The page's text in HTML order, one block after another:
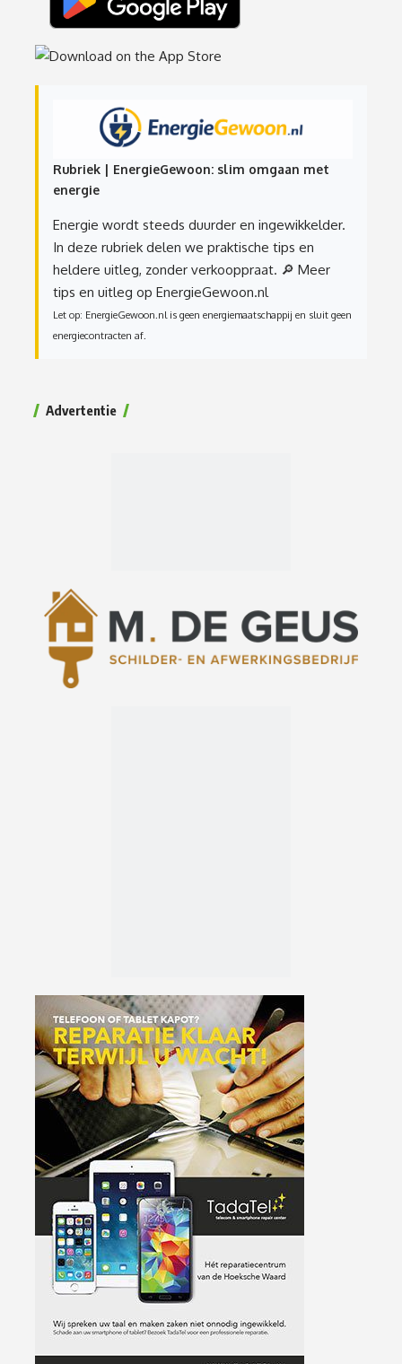
Rubriek | EnergieGewoon: slim omgaan met
energie
Energie wordt steeds duurder en ingewikkelder.
In deze rubriek delen we praktische tips en
heldere uitleg, zonder verkooppraat. 🔎 Meer
tips en uitleg op EnergieGewoon.nl
Let op: EnergieGewoon.nl is geen energiemaatschappij en sluit geen
energiecontracten af.
Advertentie